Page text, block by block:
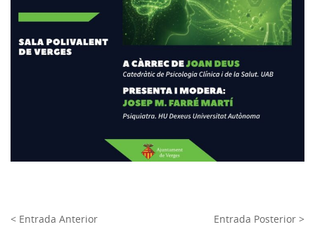
< Entrada Anterior Entrada Posterior >